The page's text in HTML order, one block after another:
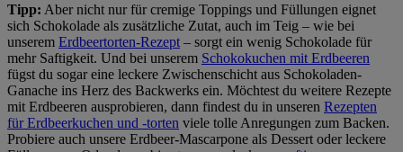
Tipp: Aber nicht nur für cremige Toppings und Füllungen eignet
sich Schokolade als zusätzliche Zutat, auch im Teig – wie bei
unserem Erdbeertorten-Rezept – sorgt ein wenig Schokolade für
mehr Saftigkeit. Und bei unserem Schokokuchen mit Erdbeeren
fügst du sogar eine leckere Zwischenschicht aus Schokoladen-
Ganache ins Herz des Backwerks ein. Möchtest du weitere Rezepte
mit Erdbeeren ausprobieren, dann findest du in unseren Rezepten
für Erdbeerkuchen und -torten viele tolle Anregungen zum Backen.
Probiere auch unsere Erdbeer-Mascarpone als Dessert oder leckere